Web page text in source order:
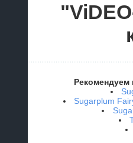
Рекомендуем
Sugarplum